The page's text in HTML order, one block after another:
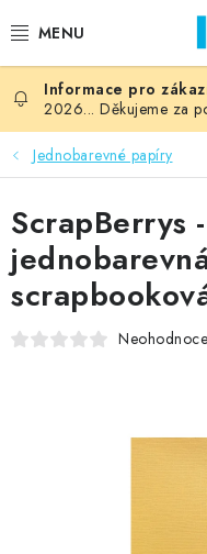
na
NOVINKY
HURÁ DÍLNA
VŠECHNO ZBOŽÍ
KNIHAŘSKÝ MATERIÁL
FOTORECENZE
2026... Děkujeme za
Jednobarevné papíry
ScrapBerrys